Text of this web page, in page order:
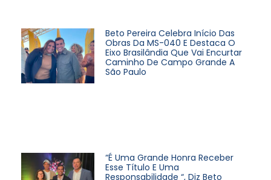
Beto Pereira Celebra Início Das
Obras Da MS-040 E Destaca O
Eixo Brasilândia Que Vai Encurtar
Caminho De Campo Grande A
São Paulo
“É Uma Grande Honra Receber
Esse Título E Uma
Responsabilidade “, Diz Beto